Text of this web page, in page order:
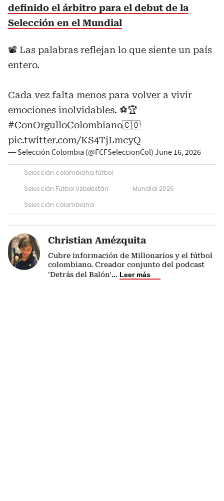
definido el árbitro para el debut de la
Selección en el Mundial
📽️ Las palabras reflejan lo que siente un país
entero.
Cada vez falta menos para volver a vivir
emociones inolvidables. ⚽🏆
#ConOrgulloColombiano🇨🇴
pic.twitter.com/KS4TjLmcyQ
— Selección Colombia (@FCFSeleccionCol) June 16, 2026
Selección colombiana fútbol
Selección Fútbol Uzbekistán
Mundial 2026
Selección colombiana
Christian Amézquita
Cubre información de Millonarios y el fútbol
colombiano. Creador conjunto del podcast
'Detrás del Balón'... Leer más